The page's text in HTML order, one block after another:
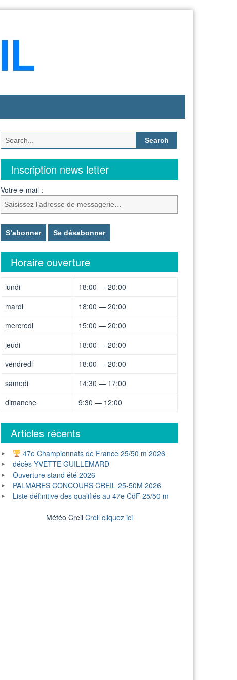
Search
for:
Inscription news letter
Votre e-mail :
Horaire ouverture
lundi
18:00 — 20:00
mardi
18:00 — 20:00
mercredi
15:00 — 20:00
jeudi
18:00 — 20:00
vendredi
18:00 — 20:00
samedi
14:30 — 17:00
dimanche
9:30 — 12:00
Articles récents
47e Championnats de France 25/50 m 2026
décès YVETTE GUILLEMARD
Ouverture stand été 2026
PALMARES CONCOURS CREIL 25-50M 2026
Liste définitive des qualifiés au 47e CdF 25/50 m
Météo Creil Creil cliquez ici